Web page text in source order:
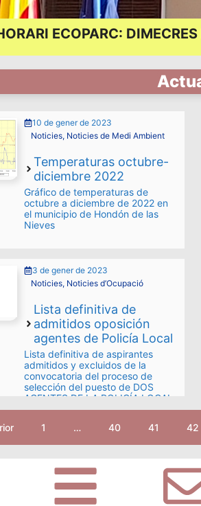
ECOPARC:
10 de gener de 2023
Noticies, Noticies de Medi Ambient
Temperaturas octubre-
diciembre 2022
Gráfico de temperaturas de
octubre a diciembre de 2022 en
el municipio de Hondón de las
Nieves
3 de gener de 2023
Noticies, Noticies d’Ocupació
Lista definitiva de
admitidos oposición
agentes de Policía Local
Lista definitiva de aspirantes
admitidos y excluidos de la
convocatoria del proceso de
selección del puesto de DOS
AGENTES DE LA POLICÍA LOCAL,
uno por turno libre y otro por
sistema de oposición libre. Puede
Read more
1 … 40 41 42